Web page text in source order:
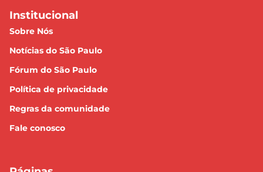
Institucional
Sobre Nós
Notícias do São Paulo
Fórum do São Paulo
Política de privacidade
Regras da comunidade
Fale conosco